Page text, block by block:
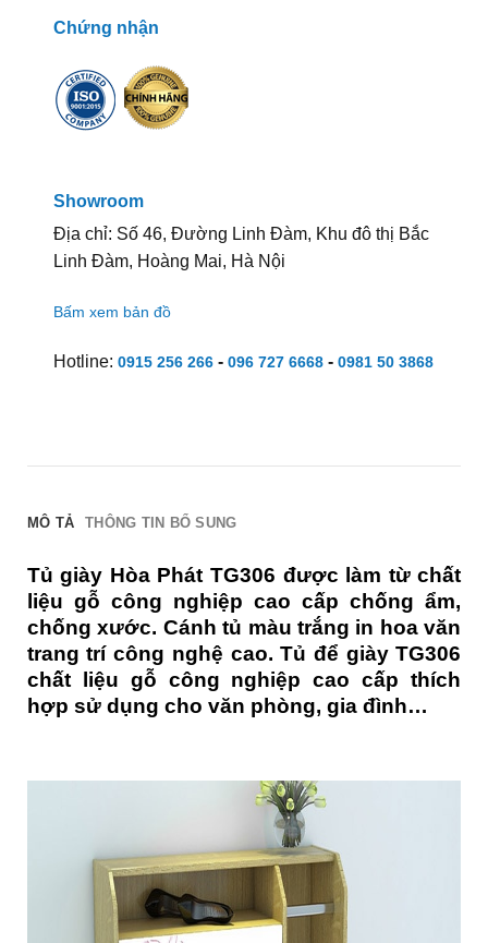
Chứng nhận
Showroom
Địa chỉ: Số 46, Đường Linh Đàm, Khu đô thị Bắc
Linh Đàm, Hoàng Mai, Hà Nội
Bấm xem bản đồ
Hotline: 0915 256 266- 096 727 6668- 0981 50 3868
MÔ TẢ THÔNG TIN BỔ SUNG
Tủ giày Hòa Phát TG306 được làm từ chất
liệu gỗ công nghiệp cao cấp chống ẩm,
chống xước. Cánh tủ màu trắng in hoa văn
trang trí công nghệ cao. Tủ để giày TG306
chất liệu gỗ công nghiệp cao cấp thích
hợp sử dụng cho văn phòng, gia đình…